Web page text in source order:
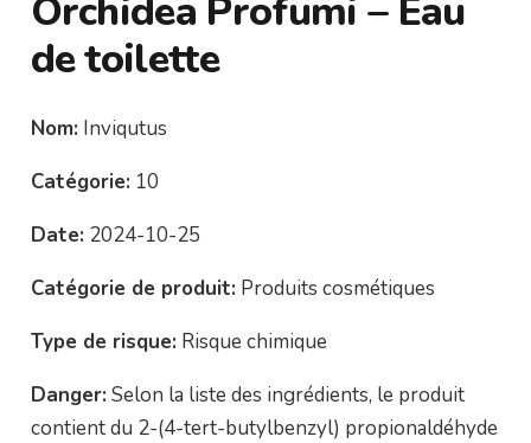
Orchidea Profumi – Eau
de toilette
Nom: Inviqutus
Catégorie: 10
Date: 2024-10-25
Catégorie de produit: Produits cosmétiques
Type de risque: Risque chimique
Danger: Selon la liste des ingrédients, le produit
contient du 2-(4-tert-butylbenzyl) propionaldéhyde